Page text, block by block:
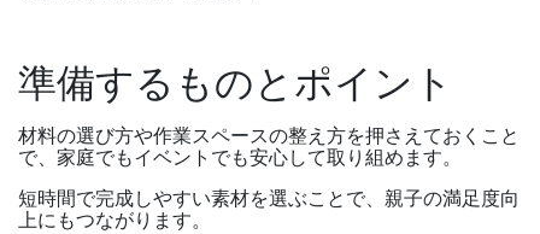
準備するものとポイント
材料の選び方や作業スペースの整え方を押さえておくこと
で、家庭でもイベントでも安心して取り組めます。
短時間で完成しやすい素材を選ぶことで、親子の満足度向
上にもつながります。